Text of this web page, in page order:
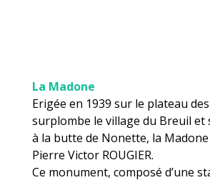
La Madone
Erigée en 1939 sur le plateau
surplombe le village du Breuil et
à la butte de Nonette, la
Pierre Victor ROUGIER.
Ce monument, composé d’une